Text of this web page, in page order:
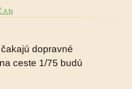
A N
dopravné
ceste 1/75 budú